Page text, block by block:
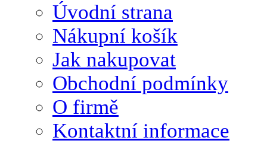
Úvodní strana
Nákupní košík
Jak nakupovat
Obchodní podmínky
O firmě
Kontaktní informace